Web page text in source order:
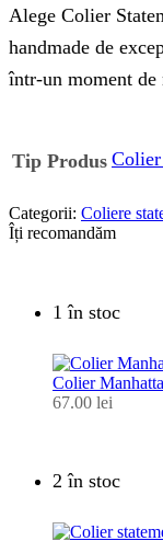
Alege Colier
handmade de
într-un moment de
Tip Produs
Categorii: Coliere
Îți recomandăm
1 în stoc
Colier
67.00 lei
2 în stoc